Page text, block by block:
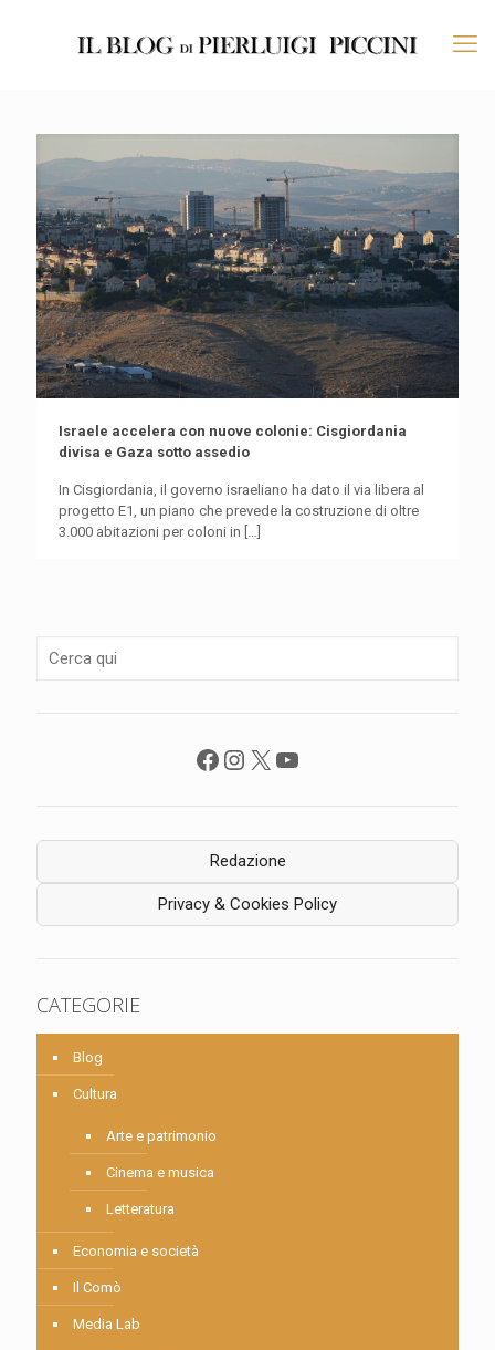
Israele accelera con nuove colonie: Cisgiordania
divisa e Gaza sotto assedio
In Cisgiordania, il governo israeliano ha dato il via libera al
progetto E1, un piano che prevede la costruzione di oltre
3.000 abitazioni per coloni in
Facebook
Instagram
X YouTube
Redazione
Privacy & Cookies Policy
CATEGORIE
Blog
Cultura
Arte e patrimonio
Cinema e musica
Letteratura
Economia e società
Il Comò
Media Lab